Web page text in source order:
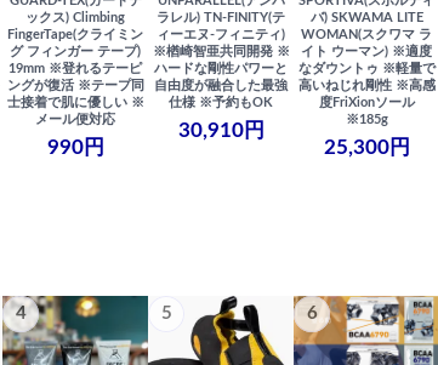
ックス) Climbing
FingerTape(クライミン
グ フィンガー テープ)
19mm ※登れるテーピ
ングが復活 ※テープ同
士接着で肌に優しい ※
メール便対応
990円
ラレル) TN-FINITY(テ
ィーエヌ-フィニティ)
※楢崎智亜共同開発 ※
ハードな剛性パワーと
自由度が融合した最強
仕様 ※予約もOK
30,910円
バ) SKWAMA LITE
WOMAN(スクワマ ラ
イト ウーマン) ※適度
なダウントゥ ※軽量で
高いねじれ剛性 ※高感
度FriXionソール
※185g
25,300円
4 5 6